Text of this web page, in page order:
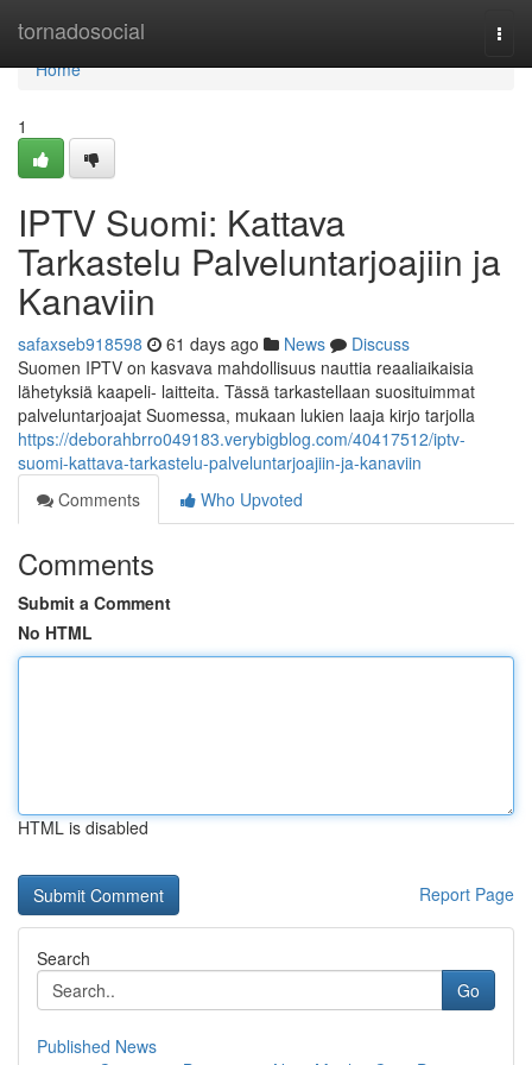
tornadosocial
Home
Home
1
IPTV Suomi: Kattava
Tarkastelu Palveluntarjoajiin ja
Kanaviin
safaxseb918598 61 days ago News
Discuss
Suomen IPTV on kasvava mahdollisuus nauttia reaaliaikaisia
lähetyksiä kaapeli- laitteita. Tässä tarkastellaan suosituimmat
palveluntarjoajat Suomessa, mukaan lukien laaja kirjo tarjolla
https://deborahbrro049183.verybigblog.com/40417512/iptv-
suomi-kattava-tarkastelu-palveluntarjoajiin-ja-kanaviin
Comments
Who Upvoted
Comments
Submit a Comment
No HTML
HTML is disabled
Report Page
Search
Go
Published News